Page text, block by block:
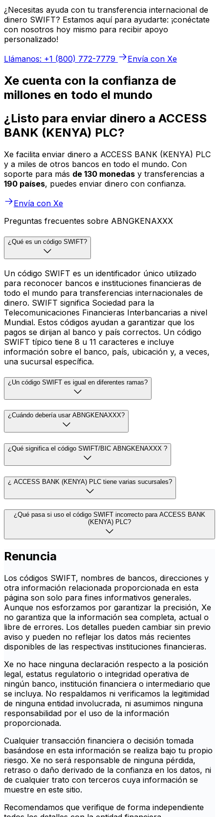
¿Necesitas ayuda con tu transferencia internacional de
dinero SWIFT? Estamos aquí para ayudarte: ¡conéctate
con nosotros hoy mismo para recibir apoyo
personalizado!
Llámanos: +1 (800) 772-7779
Envía con Xe
Xe cuenta con la confianza de
millones en todo el mundo
¿Listo para enviar dinero a ACCESS
BANK (KENYA) PLC?
Xe facilita enviar dinero a ACCESS BANK (KENYA) PLC
y a miles de otros bancos en todo el mundo. Con
soporte para más de 130 monedas y transferencias a
190 países, puedes enviar dinero con confianza.
Envía con Xe
Preguntas frecuentes sobre ABNGKENAXXX
¿Qué es un código SWIFT?
Un código SWIFT es un identificador único utilizado
para reconocer bancos e instituciones financieras de
todo el mundo para transferencias internacionales de
dinero. SWIFT significa Sociedad para la
Telecomunicaciones Financieras Interbancarias a nivel
Mundial. Estos códigos ayudan a garantizar que los
pagos se dirijan al banco y país correctos. Un código
SWIFT típico tiene 8 u 11 caracteres e incluye
información sobre el banco, país, ubicación y, a veces,
una sucursal específica.
¿Un código SWIFT es igual en diferentes ramas?
¿Cuándo debería usar ABNGKENAXXX?
¿Qué significa el código SWIFT/BIC ABNGKENAXXX ?
¿ ACCESS BANK (KENYA) PLC tiene varias sucursales?
¿Qué pasa si uso el código SWIFT incorrecto para ACCESS BANK
(KENYA) PLC?
Renuncia
Los códigos SWIFT, nombres de bancos, direcciones y
otra información relacionada proporcionada en esta
página son solo para fines informativos generales.
Aunque nos esforzamos por garantizar la precisión, Xe
no garantiza que la información sea completa, actual o
libre de errores. Los detalles pueden cambiar sin previo
aviso y pueden no reflejar los datos más recientes
disponibles de las respectivas instituciones financieras.
Xe no hace ninguna declaración respecto a la posición
legal, estatus regulatorio o integridad operativa de
ningún banco, institución financiera o intermediario que
se incluya. No respaldamos ni verificamos la legitimidad
de ninguna entidad involucrada, ni asumimos ninguna
responsabilidad por el uso de la información
proporcionada.
Cualquier transacción financiera o decisión tomada
basándose en esta información se realiza bajo tu propio
riesgo. Xe no será responsable de ninguna pérdida,
retraso o daño derivado de la confianza en los datos, ni
de cualquier trato con terceros cuya información se
muestre en este sitio.
Recomendamos que verifique de forma independiente